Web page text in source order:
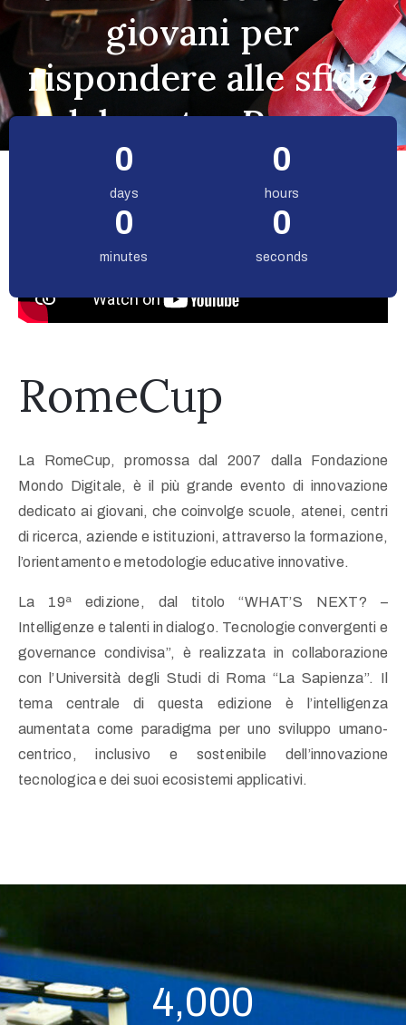
Research
Award
Informazioni
Utili
giovani per
rispondere alle sfide
del nostro Paese.
0
days
0
hours
0
minutes
0
seconds
RomeCup
La RomeCup, promossa dal 2007 dalla Fondazione
Mondo Digitale, è il più grande evento di innovazione
dedicato ai giovani, che coinvolge scuole, atenei, centri
di ricerca, aziende e istituzioni, attraverso la formazione,
l’orientamento e metodologie educative innovative.
La 19ª edizione, dal titolo “WHAT’S NEXT? –
Intelligenze e talenti in dialogo. Tecnologie convergenti e
governance condivisa”, è realizzata in collaborazione
con l’Università degli Studi di Roma “La Sapienza”. Il
tema centrale di questa edizione è l’intelligenza
aumentata come paradigma per uno sviluppo umano-
centrico, inclusivo e sostenibile dell’innovazione
tecnologica e dei suoi ecosistemi applicativi.
4,000